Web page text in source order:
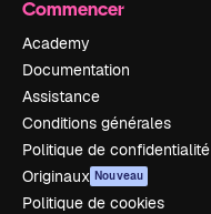
Commencer
Academy
Documentation
Assistance
Conditions générales
Politique de confidentialité
Originaux Nouveau
Politique de cookies